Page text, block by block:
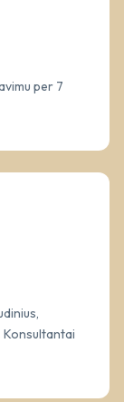
per 7
Konsultantai